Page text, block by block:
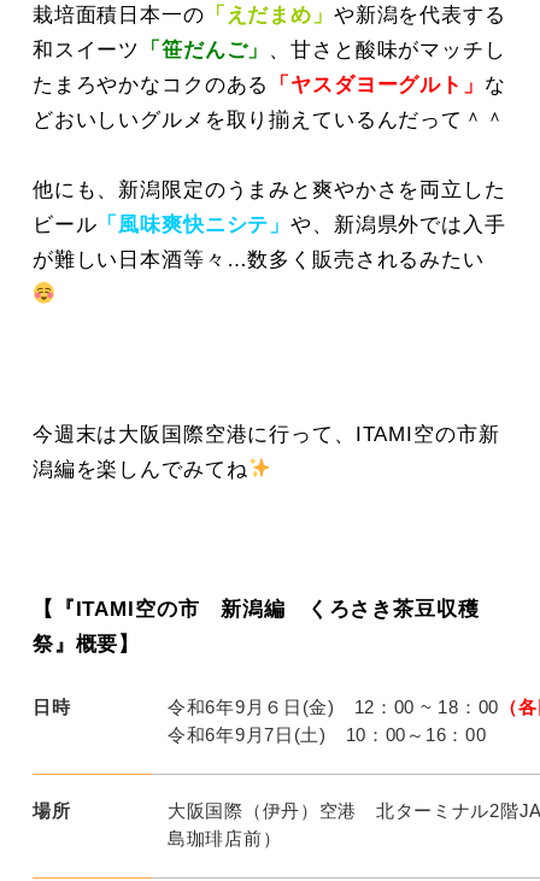
栽培面積日本一の 「えだまめ」 や新潟を代表する
和スイーツ
「笹だんご」 、甘さと酸味がマッチし
たまろやかなコクのある
「ヤスダヨーグルト」 な
どおいしいグルメを取り揃えているんだって＾＾
他にも、新潟限定のうまみと爽やかさを両立した
ビール 「風味爽快ニシテ」や、新潟県外では入手
が難しい日本酒等々…数多く販売されるみたい
今週末は大阪国際空港に行って、ITAMI空の市新
潟編を楽しんでみてね
【『ITAMI空の市 新潟編 くろさき茶豆収穫
祭』概要】
日時 令和6年9月６日(金) 12：00 ~ 18：00 （
令和6年9月7日(土) 10：00～16：00
場所
大阪国際（伊丹）空港 北ターミナル2階
島珈琲店前）